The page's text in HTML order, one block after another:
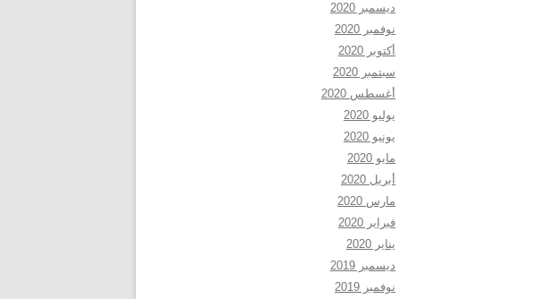
ديسمبر 2020
نوفمبر 2020
أكتوبر 2020
سبتمبر 2020
أغسطس 2020
يوليو 2020
يونيو 2020
مايو 2020
أبريل 2020
مارس 2020
فبراير 2020
يناير 2020
ديسمبر 2019
نوفمبر 2019